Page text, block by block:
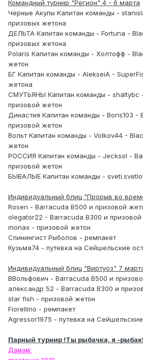
Командный турнир "Регион" 4 - 6 марта
Черные Акулы Капитан команды -
призовых жетона
ДЕЛЬТА Капитан команды - Fortuna -
призовых жетона
Polaris Капитан команды - Холтофф -
жетон
БГ Капитан команды - AlekseiA -
жетона
СМУТЬЯНЫ Капитан команды - shaltybc
призовой жетон
Династия Капитан команды - Boris103 -
призовой жетон
Вольт Капитан команды - Volkov44 -
жетон
РОССИЯ Капитан команды - Jecksol -
призовой жетон
БЫВАЛЫЕ Капитан команды -
Индивидуальный блиц "Прорыв во
Rosen - Barracuda B500 и призовой
olegator22 - Barracuda B300 и призовой
monax - призовой жетон
Спинингист Рыболов - ремпакет
Кузьма74 - путевка на Сейшельские
Индивидуальный блиц "Виртуоз" 7
ВВольфович - Barracuda B500 и
александр 52 - Barracuda B300 и
star fish - призовой жетон
Fiorellino - ремпакет
Agressor1975 - путевка на
Парный турнир !Ты рыбачка, я -
Дамам: